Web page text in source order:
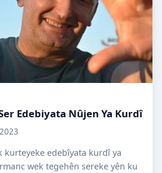
Edebiyata Nûjen Ya Kurdî
kurteyeke edebîyata kurdî ya
wek tegehên sereke yên ku